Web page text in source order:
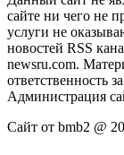
сайте ни чего не
услуги не
новостей RSS
newsru.com.
ответственность
Администрация
Сайт от bmb2 @